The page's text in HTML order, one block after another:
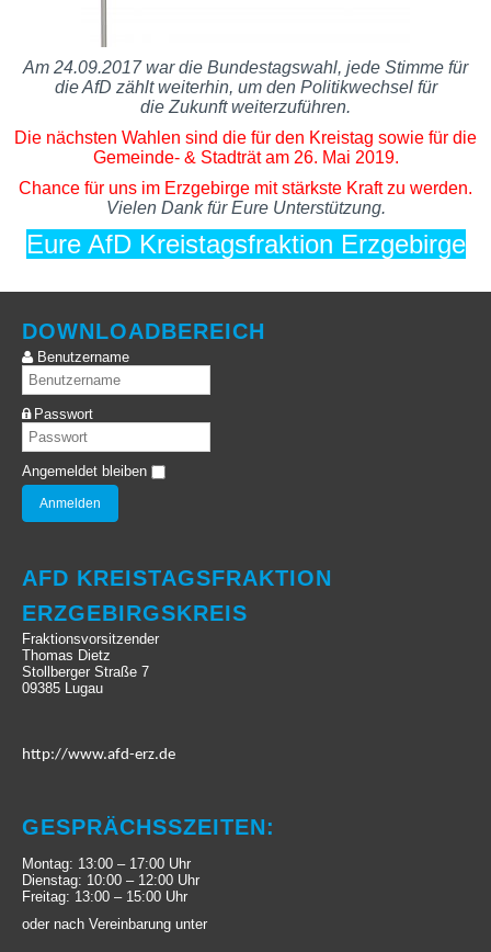
Am 24.09.2017 war die Bundestagswahl, jede Stimme für
die AfD zählt weiterhin, um den Politikwechsel für
die Zukunft weiterzuführen.
Die nächsten Wahlen sind die für den Kreistag sowie für die
Gemeinde- & Stadträt am 26. Mai 2019.
Chance für uns im Erzgebirge mit stärkste Kraft zu werden.
Vielen Dank für Eure Unterstützung.
Eure AfD Kreistagsfraktion Erzgebirge
DOWNLOADBEREICH
Benutzername
Passwort
Angemeldet bleiben
AFD KREISTAGSFRAKTION
ERZGEBIRGSKREIS
Fraktionsvorsitzender
Thomas Dietz
Stollberger Straße 7
09385 Lugau
http://www.afd-erz.de
GESPRÄCHSSZEITEN:
Montag: 13:00 – 17:00 Uhr
Dienstag: 10:00 – 12:00 Uhr
Freitag: 13:00 – 15:00 Uhr
oder nach Vereinbarung unter